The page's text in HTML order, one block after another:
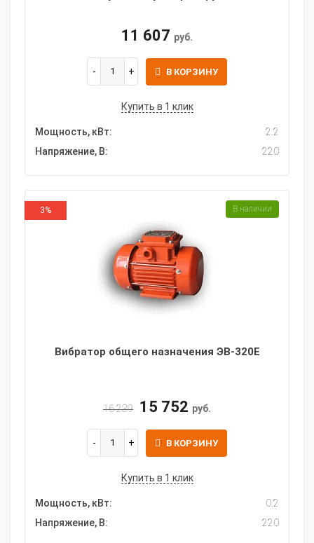
11 607 руб.
В КОРЗИНУ
Купить в 1 клик
Мощность, кВт:
2.2
Напряжение, В:
220
3%
Вибратор общего назначения ЭВ-320Е
16 239 15 752 руб.
В КОРЗИНУ
Купить в 1 клик
Мощность, кВт:
0.2
Напряжение, В:
220
В наличии